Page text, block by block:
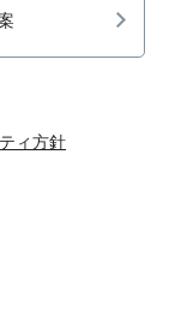
ィ方針